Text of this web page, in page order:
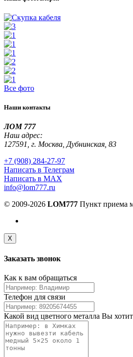
Все фото
Наши контакты
ЛОМ 777
Наш адрес:
127591, г. Москва, Дубнинская, 83
+7 (908) 284-27-97
Написать в Телеграм
Написать в МАХ
info@lom777.ru
© 2009-2026 LOM777 Пункт приема
X
Заказать звонок
Как к вам обращаться
Телефон для связи
Какой вид цветного металла Вы